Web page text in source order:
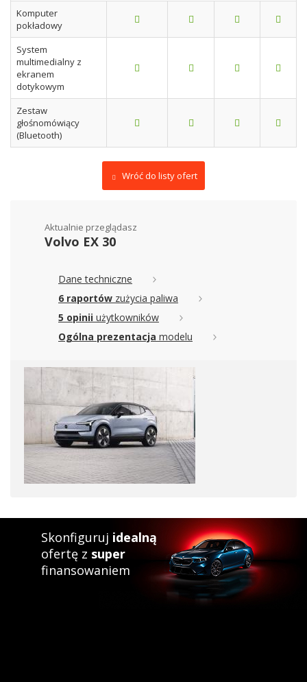
Komputer
pokładowy
System
multimedialny z
ekranem
dotykowym
Zestaw
głośnomówiący
(Bluetooth)
Wróć do listy ofert
Aktualnie przeglądasz
Volvo EX 30
Dane techniczne
6 raportów zużycia paliwa
5 opinii użytkowników
Ogólna prezentacja modelu
Skonfiguruj idealną
ofertę z super
finansowaniem